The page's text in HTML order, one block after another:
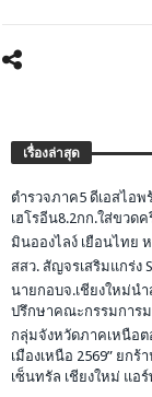
เรื่องล่าสุด
ตำรวจภาค5 ดีเอสไอพ
เฮโรอีน8.2กก.ใส่ขวด
มินอองไลง์ เยือนไทย
สสว. สัญจรเสริมแกร่ง
นายกอบจ.เชียงใหม่น
ปรึกษาคณะกรรมการ
กลุ่มจังหวัดภาคเหนือต
เมืองเหนือ 2569” ยก
เซ็นทรัล เชียงใหม่ แอ